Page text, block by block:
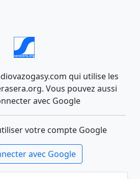
qui utilise les
Vous pouvez aussi
avec Google
votre compte Google
avec Google